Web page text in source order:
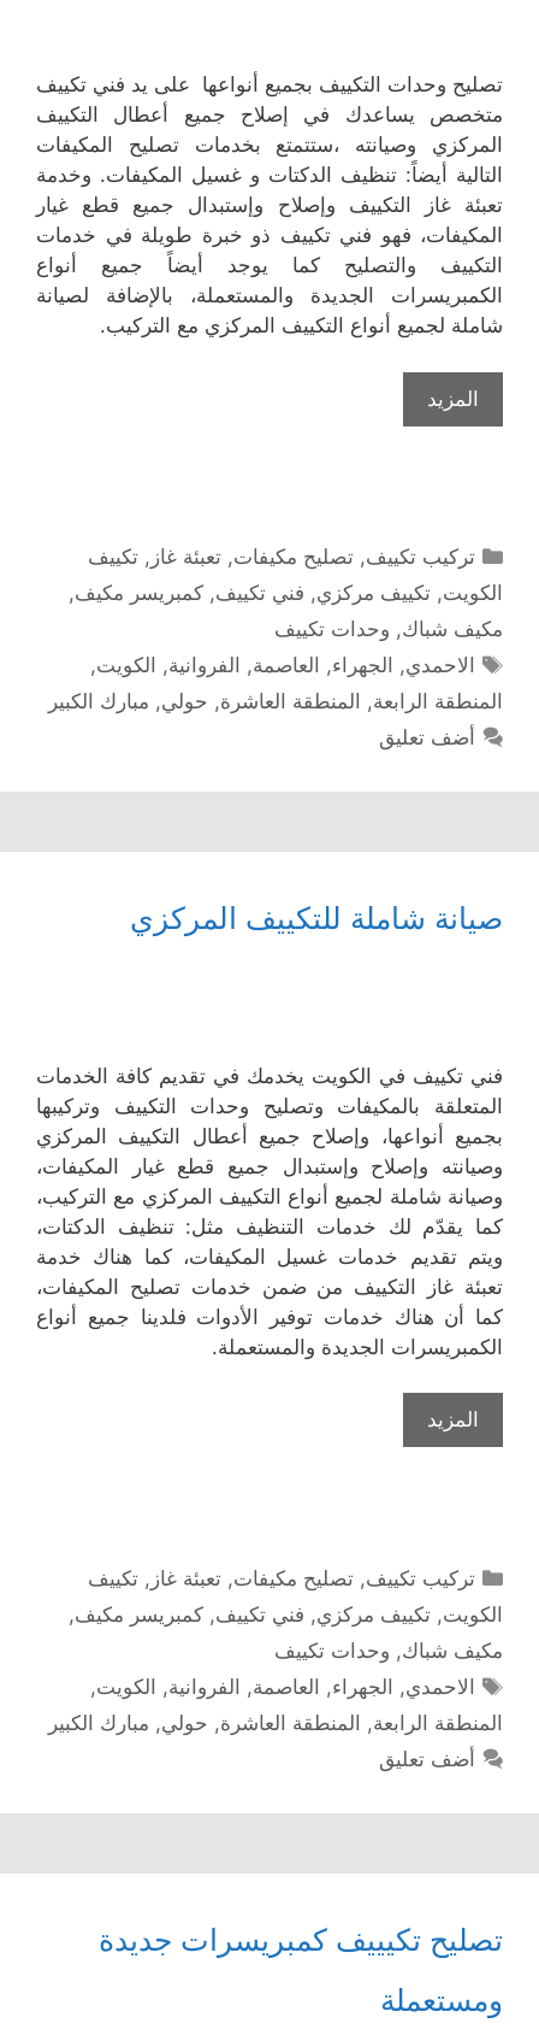
تصليح وحدات التكييف بجميع أنواعها على يد فني تكييف
متخصص يساعدك في إصلاح جميع أعطال التكييف
المركزي وصيانته ،ستتمتع بخدمات تصليح المكيفات
التالية أيضاً: تنظيف الدكتات و غسيل المكيفات. وخدمة
تعبئة غاز التكييف وإصلاح وإستبدال جميع قطع غيار
المكيفات، فهو فني تكييف ذو خبرة طويلة في خدمات
التكييف والتصليح كما يوجد أيضاً جميع أنواع
الكمبريسرات الجديدة والمستعملة، بالإضافة لصيانة
شاملة لجميع أنواع التكييف المركزي مع التركيب.
المزيد
التصنيفات
تركيب تكييف,تصليح مكيفات,تعبئة غاز ,تكييف
الكويت, تكييف مركزي, فني تكييف, كمبريسر مكيف,
مكيف شباك, وحدات تكييف
الوسوم
الاحمدي, الجهراء, العاصمة, الفروانية, الكويت,
المنطقة الرابعة, المنطقة العاشرة, حولي, مبارك الكبير
أضف تعليق
صيانة شاملة للتكييف المركزي
فني تكييف في الكويت يخدمك في تقديم كافة الخدمات
المتعلقة بالمكيفات وتصليح وحدات التكييف وتركيبها
بجميع أنواعها، وإصلاح جميع أعطال التكييف المركزي
وصيانته وإصلاح وإستبدال جميع قطع غيار المكيفات،
وصيانة شاملة لجميع أنواع التكييف المركزي مع التركيب،
كما يقدّم لك خدمات التنظيف مثل: تنظيف الدكتات،
ويتم تقديم خدمات غسيل المكيفات، كما هناك خدمة
تعبئة غاز التكييف من ضمن خدمات تصليح المكيفات،
كما أن هناك خدمات توفير الأدوات فلدينا جميع أنواع
الكمبريسرات الجديدة والمستعملة.
المزيد
التصنيفات
تركيب تكييف,تصليح مكيفات,تعبئة غاز ,تكييف
الكويت, تكييف مركزي, فني تكييف, كمبريسر مكيف,
مكيف شباك, وحدات تكييف
الوسوم
الاحمدي, الجهراء, العاصمة, الفروانية, الكويت,
المنطقة الرابعة, المنطقة العاشرة, حولي, مبارك الكبير
أضف تعليق
تصليح تكيييف كمبريسرات جديدة
ومستعملة